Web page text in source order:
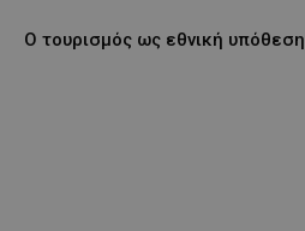
Ο τουρισμός ως εθνική υπόθεση